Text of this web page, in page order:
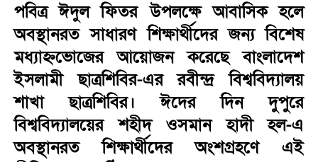
পবিত্র ঈদুল ফিতর উপলক্ষে আবাসিক হলে
অবস্থানরত সাধারণ শিক্ষার্থীদের জন্য বিশেষ
মধ্যাহ্নভোজের আয়োজন করেছে বাংলাদেশ
ইসলামী ছাত্রশিবির-এর রবীন্দ্র বিশ্ববিদ্যালয়
শাখা ছাত্রশিবির। ঈদের দিন দুপুরে
বিশ্ববিদ্যালয়ের শহীদ ওসমান হাদী হল-এ
অবস্থানরত শিক্ষার্থীদের অংশগ্রহণে এই